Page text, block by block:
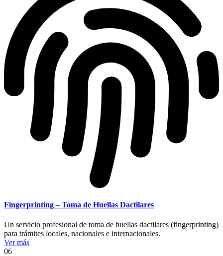
Fingerprinting – Toma de Huellas Dactilares
Un servicio profesional de toma de huellas dactilares (fingerprinting)
para trámites locales, nacionales e internacionales.
Ver más
06